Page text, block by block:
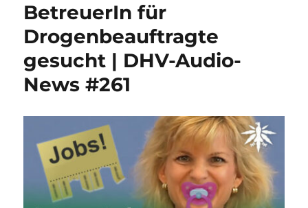
BetreuerIn für
Drogenbeauftragte
gesucht | DHV-Audio-
News #261